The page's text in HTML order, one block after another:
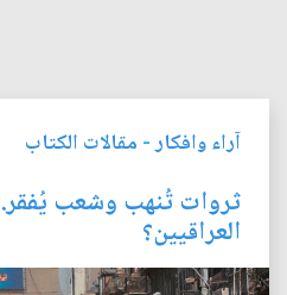
آراء وافكار- مقالات الكتاب
ثروات تُنهب وشعب
العراقيين؟